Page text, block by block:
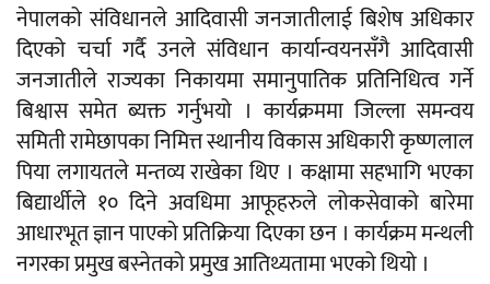
नेपालको संविधानले आदिवासी जनजातीलाई बिशेष अधिकार
दिएको चर्चा गर्दै उनले संविधान कार्यान्वयनसँगै आदिवासी
जनजातीले राज्यका निकायमा समानुपातिक प्रतिनिधित्व गर्ने
बिश्वास समेत ब्यक्त गर्नुभयो । कार्यक्रममा जिल्ला समन्वय
समिती रामेछापका निमित्त स्थानीय विकास अधिकारी कृष्णलाल
पिया लगायतले मन्तव्य राखेका थिए । कक्षामा सहभागि भएका
बिद्यार्थीले १० दिने अवधिमा आफूहरुले लोकसेवाको बारेमा
आधारभूत ज्ञान पाएको प्रतिक्रिया दिएका छन । कार्यक्रम मन्थली
नगरका प्रमुख बस्नेतको प्रमुख आतिथ्यतामा भएको थियो ।